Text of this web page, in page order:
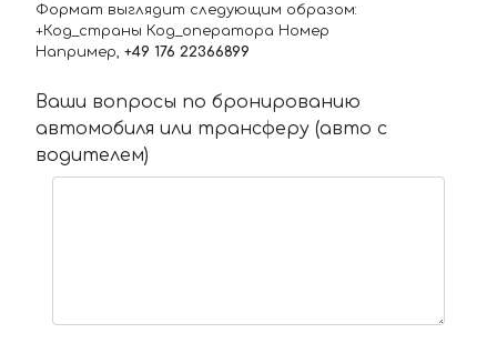
Формат выглядит следующим образом:
+Код_страны Код_оператора Номер
Например, +49 176 22366899
Ваши вопросы по бронированию
автомобиля или трансферу (авто с
водителем)